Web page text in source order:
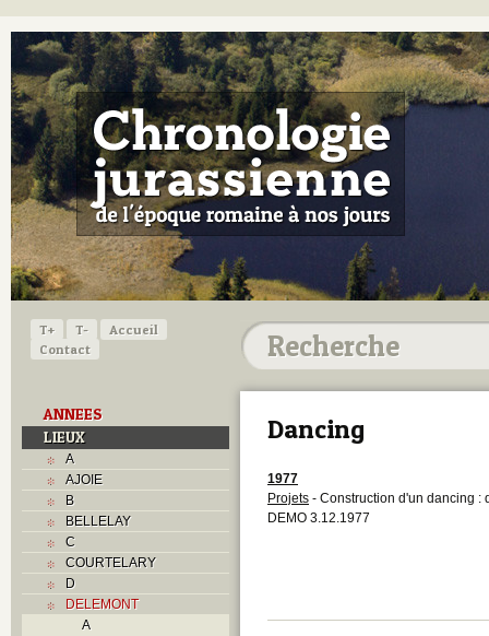
T+ T-
Accueil
Contact
ANNEES
LIEUX
A
AJOIE
B
BELLELAY
C
COURTELARY
D
DELEMONT
A
Dancing
1977
Projets - Construction d'un dancing :
DEMO 3.12.1977